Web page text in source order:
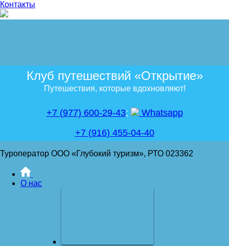
Контакты
Клуб путешествий «Открытие»
Путешествия, которые вдохновляют!
+7 (977) 600-29-43;
Whatsapp
+7 (916) 455-04-40
Туроператор ООО «Глубокий туризм», РТО 023362
О нас